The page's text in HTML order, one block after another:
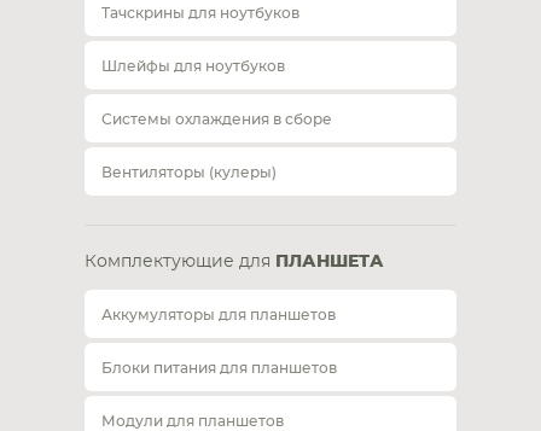
Тачскрины для ноутбуков
Шлейфы для ноутбуков
Системы охлаждения в сборе
Вентиляторы (кулеры)
Комплектующие для ПЛАНШЕТА
Аккумуляторы для планшетов
Блоки питания для планшетов
Модули для планшетов